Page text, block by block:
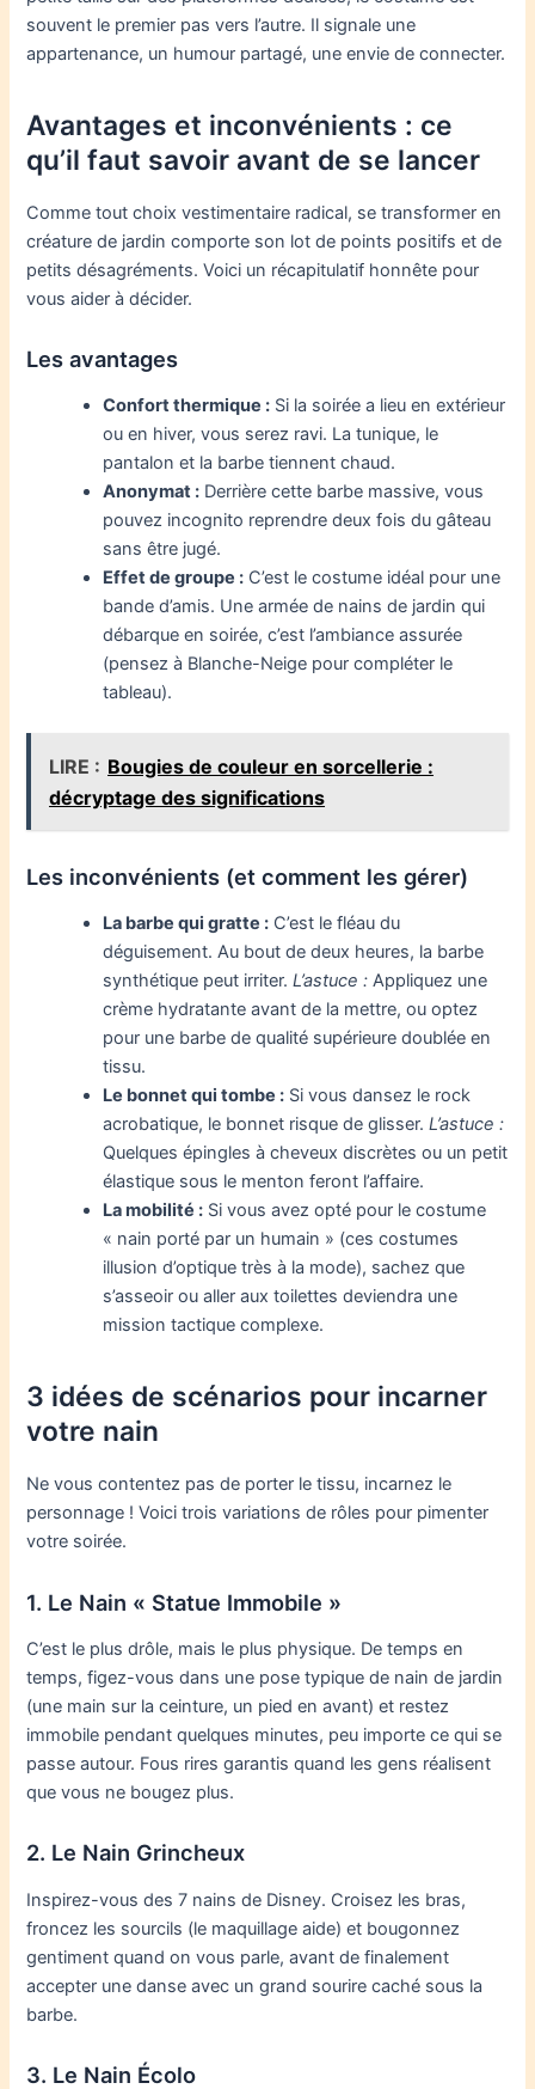
souvent le premier pas vers l’autre. Il signale une
appartenance, un humour partagé, une envie de connecter.
Avantages et inconvénients : ce
qu’il faut savoir avant de se lancer
Comme tout choix vestimentaire radical, se transformer en
créature de jardin comporte son lot de points positifs et de
petits désagréments. Voici un récapitulatif honnête pour
vous aider à décider.
Les avantages
Confort thermique : Si la soirée a lieu en extérieur
ou en hiver, vous serez ravi. La tunique, le
pantalon et la barbe tiennent chaud.
Anonymat : Derrière cette barbe massive, vous
pouvez incognito reprendre deux fois du gâteau
sans être jugé.
Effet de groupe : C’est le costume idéal pour une
bande d’amis. Une armée de nains de jardin qui
débarque en soirée, c’est l’ambiance assurée
(pensez à Blanche-Neige pour compléter le
tableau).
LIRE : Bougies de couleur en sorcellerie :
décryptage des significations
Les inconvénients (et comment les gérer)
La barbe qui gratte : C’est le fléau du
déguisement. Au bout de deux heures, la barbe
synthétique peut irriter.L’astuce : Appliquez une
crème hydratante avant de la mettre, ou optez
pour une barbe de qualité supérieure doublée en
tissu.
Le bonnet qui tombe : Si vous dansez le rock
acrobatique, le bonnet risque de glisser.L’astuce :
Quelques épingles à cheveux discrètes ou un petit
élastique sous le menton feront l’affaire.
La mobilité : Si vous avez opté pour le costume
« nain porté par un humain » (ces costumes
illusion d’optique très à la mode), sachez que
s’asseoir ou aller aux toilettes deviendra une
mission tactique complexe.
3 idées de scénarios pour incarner
votre nain
Ne vous contentez pas de porter le tissu, incarnez le
personnage ! Voici trois variations de rôles pour pimenter
votre soirée.
1. Le Nain « Statue Immobile »
C’est le plus drôle, mais le plus physique. De temps en
temps, figez-vous dans une pose typique de nain de jardin
(une main sur la ceinture, un pied en avant) et restez
immobile pendant quelques minutes, peu importe ce qui se
passe autour. Fous rires garantis quand les gens réalisent
que vous ne bougez plus.
2. Le Nain Grincheux
Inspirez-vous des 7 nains de Disney. Croisez les bras,
froncez les sourcils (le maquillage aide) et bougonnez
gentiment quand on vous parle, avant de finalement
accepter une danse avec un grand sourire caché sous la
barbe.
3. Le Nain Écolo